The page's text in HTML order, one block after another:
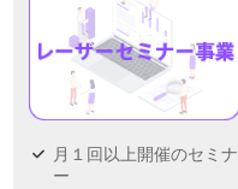
月１回以上開催のセミナ
ー